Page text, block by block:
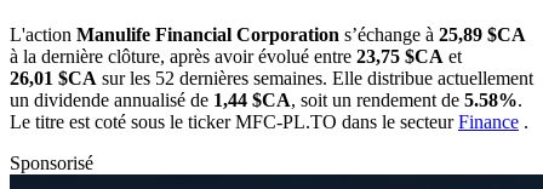
L'action Manulife Financial Corporation s’échange à 25,89 $CA
à la dernière clôture, après avoir évolué entre 23,75 $CA et
26,01 $CA sur les 52 dernières semaines. Elle distribue actuellement
un dividende annualisé de 1,44 $CA, soit un rendement de 5.58%.
Le titre est coté sous le tickerMFC-PL.TO dans le secteurFinance .
Sponsorisé